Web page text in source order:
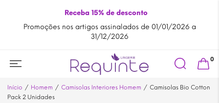
Receba 15% de desconto
de 01/01/2026 a
Ao comprar naRequinte
Search
for:
0
Início Homem Camisolas Interiores Homem
Camisolas Bio Cotton
Pack 2 Unidades